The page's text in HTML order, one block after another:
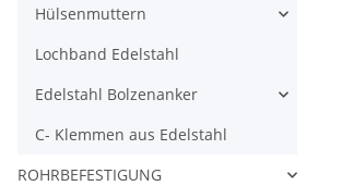
Hülsenmuttern
Lochband Edelstahl
Edelstahl Bolzenanker
C- Klemmen aus Edelstahl
ROHRBEFESTIGUNG